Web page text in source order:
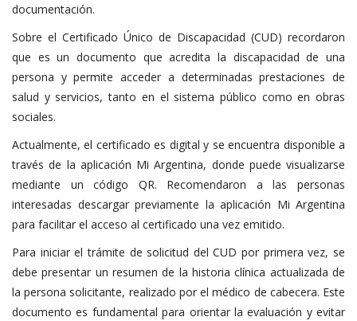
documentación.
Sobre el Certificado Único de Discapacidad (CUD) recordaron
que es un documento que acredita la discapacidad de una
persona y permite acceder a determinadas prestaciones de
salud y servicios, tanto en el sistema público como en obras
sociales.
Actualmente, el certificado es digital y se encuentra disponible a
través de la aplicación Mi Argentina, donde puede visualizarse
mediante un código QR. Recomendaron a las personas
interesadas descargar previamente la aplicación Mi Argentina
para facilitar el acceso al certificado una vez emitido.
Para iniciar el trámite de solicitud del CUD por primera vez, se
debe presentar un resumen de la historia clínica actualizada de
la persona solicitante, realizado por el médico de cabecera. Este
documento es fundamental para orientar la evaluación y evitar